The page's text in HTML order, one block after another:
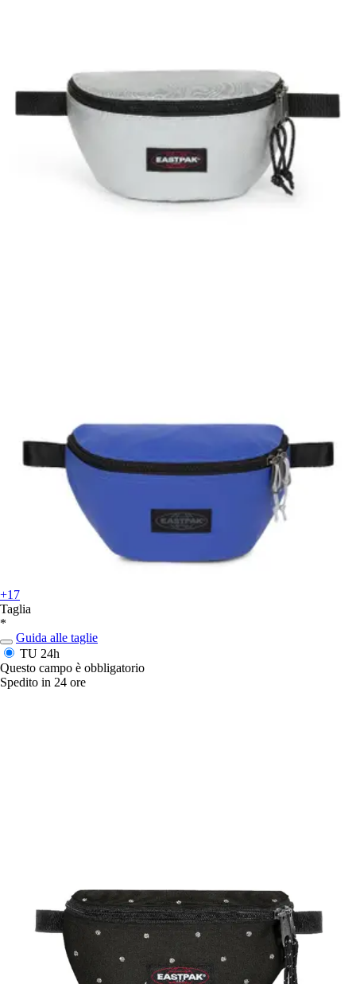
+17
Taglia
*
Guida alle taglie
TU 24h
Questo campo è obbligatorio
Spedito in 24 ore